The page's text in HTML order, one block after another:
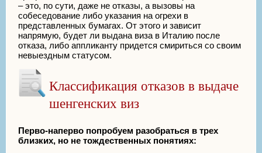
– это, по сути, даже не отказы, а вызовы на
собеседование либо указания на огрехи в
представленных бумагах. От этого и зависит
напрямую, будет ли выдана виза в Италию после
отказа, либо аппликанту придется смириться со своим
невыездным статусом.
Классификация отказов в выдаче
шенгенских виз
Перво-наперво попробуем разобраться в трех
близких, но не тождественных понятиях: